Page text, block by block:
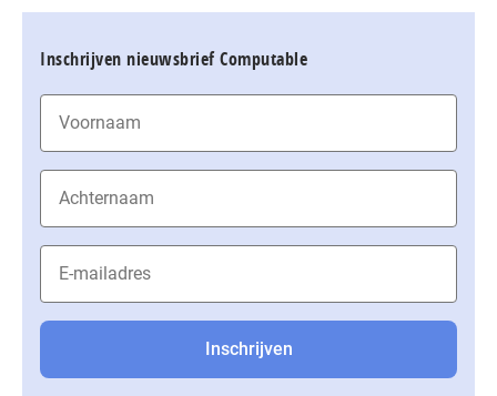
Inschrijven nieuwsbrief Computable